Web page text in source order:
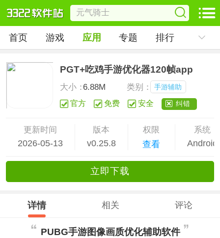
首页 游戏 应用 专题 排行
PGT+吃鸡手游优化器120帧app
大小：6.88M 类别： 手游辅助
官方 免费 安全 纠错
更新时间
2026-05-13
版本
v0.25.8
权限
查看
系统
Android
立即下载
详情 相关 评论
PUBG手游图像画质优化辅助软件